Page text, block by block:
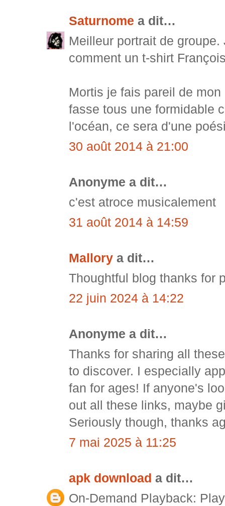
Saturnome a dit…
Meilleur portrait de
comment un t-shirt
Mortis je fais pareil de
fasse tous une formidable
l'océan, ce sera d'une
30 août 2014 à 21:00
Anonyme a dit…
c'est atroce musicalement
31 août 2014 à 14:59
Mallory a dit…
Thoughtful blog thanks for
22 juin 2024 à 14:22
Anonyme a dit…
Thanks for sharing all
to discover. I especially
fan for ages! If anyone's
out all these links, maybe
Seriously though, thanks
7 mai 2025 à 11:25
apk download a dit…
On-Demand Playback: